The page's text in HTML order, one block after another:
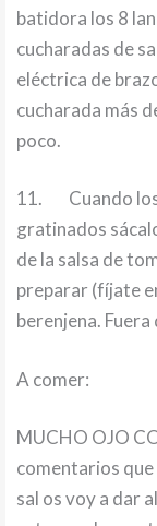
batidora los 8
cucharadas de
eléctrica de
cucharada más
poco.
11.
Cuando
gratinados
de la salsa de
preparar (fíjate
berenjena.
A comer:
MUCHO OJO
comentarios
sal os voy a dar